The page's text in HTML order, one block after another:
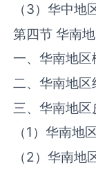
（3）华中
第四节 华南
一、华南地区
二、华南地
三、华南地
（1）华南地
（2）华南地